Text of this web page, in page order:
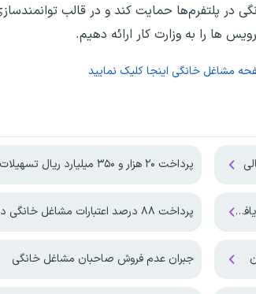
در پلتفرم‌ها حمایت کند و در قالب
ها را به وزارت کار ارائه دهیم.
مشاغل خانگی اینجا کلیک نمایید
پرداخت ۲۰ هزار و ۳۵۰ میلیارد ریال تسهیلات اشتغالزایی در همدان
پرداخت ۸۸ درصد اعتبارات مشاغل خانگی در ایلام
جبران عدم فروش صاحبان مشاغل خانگی